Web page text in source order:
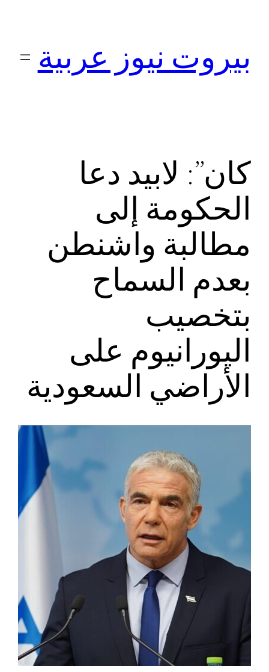
بيروت نيوز عربية
كان”: لابيد دعا
الحكومة إلى
مطالبة واشنطن
بعدم السماح
بتخصيب
اليورانيوم على
الأراضي السعودية